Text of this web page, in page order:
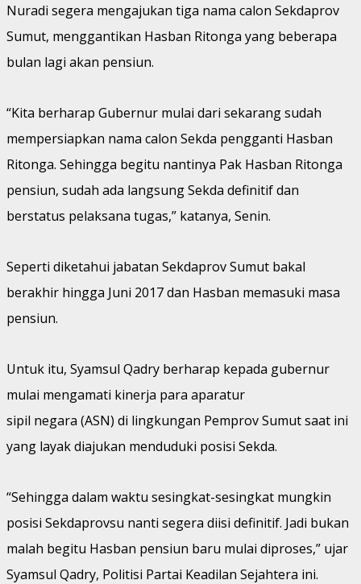
Nuradi segera mengajukan tiga nama calon Sekdaprov
Sumut, menggantikan Hasban Ritonga yang beberapa
bulan lagi akan pensiun.
“Kita berharap Gubernur mulai dari sekarang sudah
mempersiapkan nama calon Sekda pengganti Hasban
Ritonga. Sehingga begitu nantinya Pak Hasban Ritonga
pensiun, sudah ada langsung Sekda definitif dan
berstatus pelaksana tugas,” katanya, Senin.
Seperti diketahui jabatan Sekdaprov Sumut bakal
berakhir hingga Juni 2017 dan Hasban memasuki masa
pensiun.
Untuk itu, Syamsul Qadry berharap kepada gubernur
mulai mengamati kinerja para aparatur
sipil negara (ASN) di lingkungan Pemprov Sumut saat ini
yang layak diajukan menduduki posisi Sekda.
“Sehingga dalam waktu sesingkat-sesingkat mungkin
posisi Sekdaprovsu nanti segera diisi definitif. Jadi bukan
malah begitu Hasban pensiun baru mulai diproses,” ujar
Syamsul Qadry, Politisi Partai Keadilan Sejahtera ini.